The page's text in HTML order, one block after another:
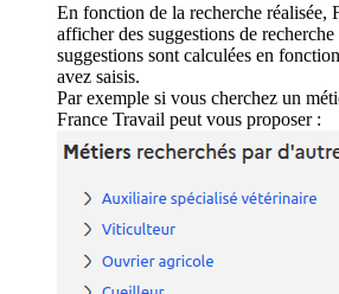
En fonction de la recherche réalisée,
afficher des suggestions de
suggestions sont calculées en
avez saisis.
Par exemple si vous cherchez un
France Travail peut vous proposer :